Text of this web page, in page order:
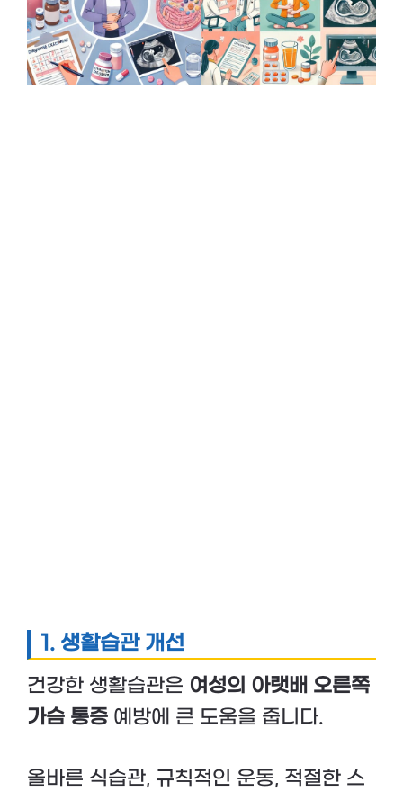
1. 생활습관 개선
건강한 생활습관은 여성의 아랫배 오른쪽
가슴 통증 예방에 큰 도움을 줍니다.
올바른 식습관, 규칙적인 운동, 적절한 스